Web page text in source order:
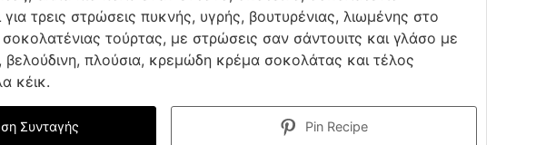
τρεις στρώσεις πυκνής, υγρής, βουτυρένιας, λιωμένης στο
τούρτας, με στρώσεις σαν σάντουιτς και γλάσο με
βελούδινη, πλούσια, κρεμώδη κρέμα σοκολάτας και τέλος
κέικ.
Συνταγής Pin Recipe